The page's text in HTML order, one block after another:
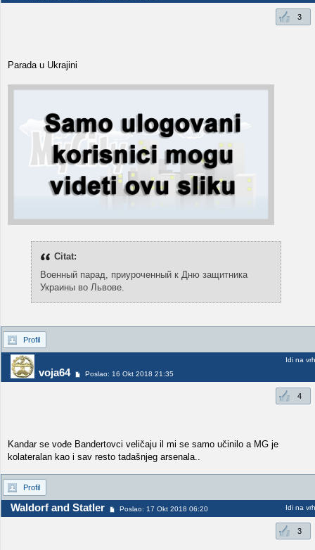
3
Parada u Ukrajini
Citat:
Военный парад, приуроченный к Дню защитника
Украины во Львове.
Profil
voja64 Poslao: 16 Okt 2018 21:35
Idi na vrh
4
Kandar se vođe Bandertovci veličaju il mi se samo učinilo a MG je
kolateralan kao i sav resto tadašnjeg arsenala..
Profil
Waldorf and Statler Poslao: 17 Okt 2018 06:20 Idi na vrh
3